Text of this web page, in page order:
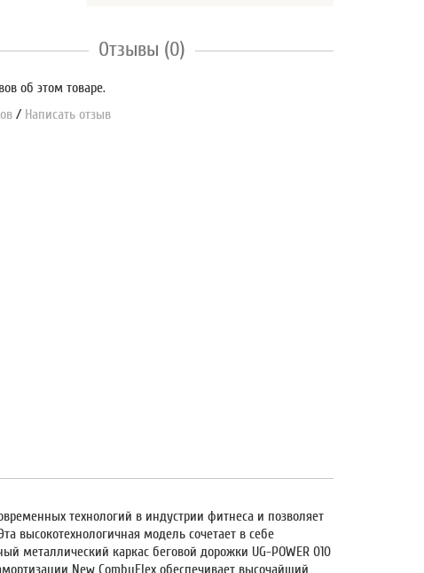
Отзывы (0)
об этом товаре.
/ Написать отзыв
технологий в индустрии фитнеса и позволяет
высокотехнологичная модель сочетает в себе
металлический каркас беговой дорожки UG-POWER 010
New CombyFlex обеспечивает высочайший